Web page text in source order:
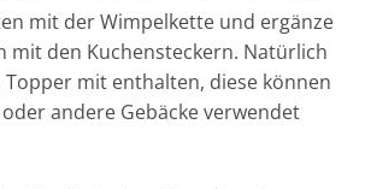
mit der Wimpelkette und ergänze
mit den Kuchensteckern. Natürlich
mit enthalten, diese können
andere Gebäcke verwendet